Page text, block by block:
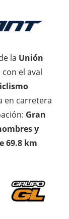
la Unión
el aval
en carretera
Gran
y
69.8 km